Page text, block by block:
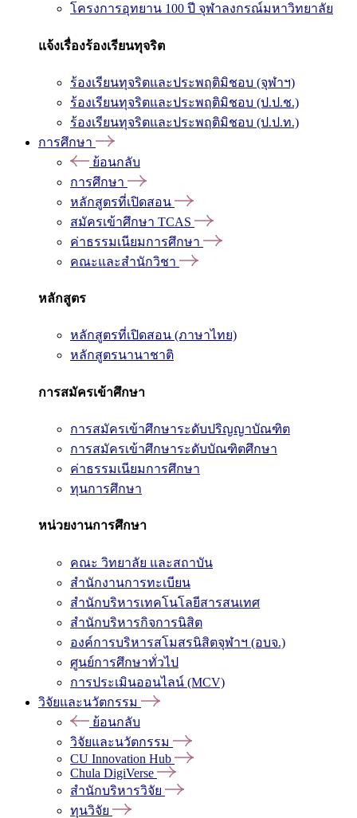
โครงการอุทยาน 100 ปี จุฬาลงกรณ์มหาวิทยาลัย
แจ้งเรื่องร้องเรียนทุจริต
ร้องเรียนทุจริตและประพฤติมิชอบ (จุฬาฯ)
ร้องเรียนทุจริตและประพฤติมิชอบ (ป.ป.ช.)
ร้องเรียนทุจริตและประพฤติมิชอบ (ป.ป.ท.)
การศึกษา
ย้อนกลับ
การศึกษา
หลักสูตรที่เปิดสอน
สมัครเข้าศึกษา TCAS
ค่าธรรมเนียมการศึกษา
คณะและสำนักวิชา
หลักสูตร
หลักสูตรที่เปิดสอน (ภาษาไทย)
หลักสูตรนานาชาติ
การสมัครเข้าศึกษา
การสมัครเข้าศึกษาระดับปริญญาบัณฑิต
การสมัครเข้าศึกษาระดับบัณฑิตศึกษา
ค่าธรรมเนียมการศึกษา
ทุนการศึกษา
หน่วยงานการศึกษา
คณะ วิทยาลัย และสถาบัน
สำนักงานการทะเบียน
สำนักบริหารเทคโนโลยีสารสนเทศ
สำนักบริหารกิจการนิสิต
องค์การบริหารสโมสรนิสิตจุฬาฯ (อบจ.)
ศูนย์การศึกษาทั่วไป
การประเมินออนไลน์ (MCV)
วิจัยและนวัตกรรม
ย้อนกลับ
วิจัยและนวัตกรรม
CU Innovation Hub
Chula DigiVerse
สำนักบริหารวิจัย
ทุนวิจัย